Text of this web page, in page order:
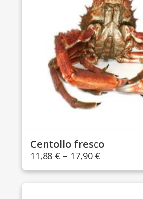
Centollo fresco
11,88 € – 17,90 €